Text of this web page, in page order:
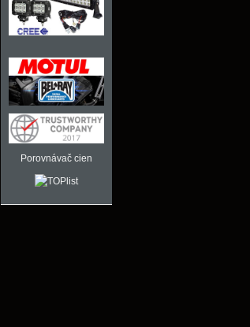
Porovnávač cien